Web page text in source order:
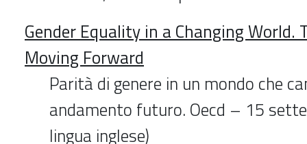
Gender Equality in a Changing World.
Moving Forward
Parità di genere in un mondo che
andamento futuro. Oecd – 15
lingua inglese)